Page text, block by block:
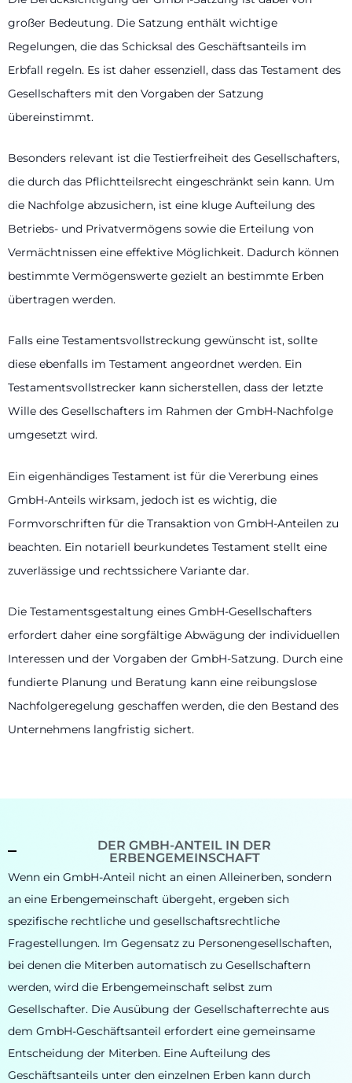
großer Bedeutung. Die Satzung enthält wichtige
Regelungen, die das Schicksal des Geschäftsanteils im
Erbfall regeln. Es ist daher essenziell, dass das Testament des
Gesellschafters mit den Vorgaben der Satzung
übereinstimmt.
Besonders relevant ist die Testierfreiheit des Gesellschafters,
die durch das Pflichtteilsrecht eingeschränkt sein kann. Um
die Nachfolge abzusichern, ist eine kluge Aufteilung des
Betriebs- und Privatvermögens sowie die Erteilung von
Vermächtnissen eine effektive Möglichkeit. Dadurch können
bestimmte Vermögenswerte gezielt an bestimmte Erben
übertragen werden.
Falls eine Testamentsvollstreckung gewünscht ist, sollte
diese ebenfalls im Testament angeordnet werden. Ein
Testamentsvollstrecker kann sicherstellen, dass der letzte
Wille des Gesellschafters im Rahmen der GmbH-Nachfolge
umgesetzt wird.
Ein eigenhändiges Testament ist für die Vererbung eines
GmbH-Anteils wirksam, jedoch ist es wichtig, die
Formvorschriften für die Transaktion von GmbH-Anteilen zu
beachten. Ein notariell beurkundetes Testament stellt eine
zuverlässige und rechtssichere Variante dar.
Die Testamentsgestaltung eines GmbH-Gesellschafters
erfordert daher eine sorgfältige Abwägung der individuellen
Interessen und der Vorgaben der GmbH-Satzung. Durch eine
fundierte Planung und Beratung kann eine reibungslose
Nachfolgeregelung geschaffen werden, die den Bestand des
Unternehmens langfristig sichert.
DER GMBH-ANTEIL IN DER
ERBENGEMEINSCHAFT
Wenn ein GmbH-Anteil nicht an einen Alleinerben, sondern
an eine Erbengemeinschaft übergeht, ergeben sich
spezifische rechtliche und gesellschaftsrechtliche
Fragestellungen. Im Gegensatz zu Personengesellschaften,
bei denen die Miterben automatisch zu Gesellschaftern
werden, wird die Erbengemeinschaft selbst zum
Gesellschafter. Die Ausübung der Gesellschafterrechte aus
dem GmbH-Geschäftsanteil erfordert eine gemeinsame
Entscheidung der Miterben. Eine Aufteilung des
Geschäftsanteils unter den einzelnen Erben kann durch